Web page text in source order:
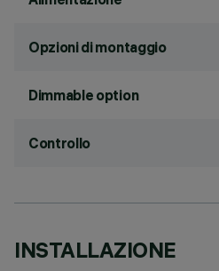
Opzioni di montaggio
Dimmable option
Controllo
INSTALLAZIONE